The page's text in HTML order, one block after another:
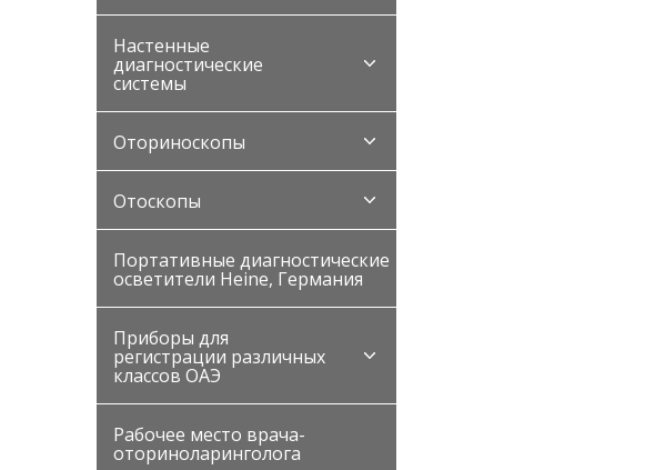
Настенные
диагностические
системы
Оториноскопы
Отоскопы
Портативные диагностические
осветители Heine, Германия
Приборы для
регистрации различных
классов ОАЭ
Рабочее место врача-
оториноларинголога